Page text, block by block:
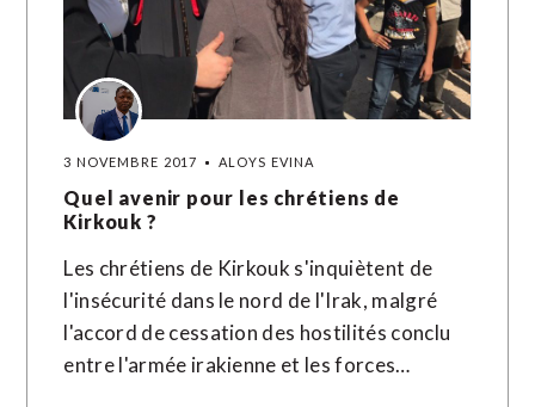
3 NOVEMBRE 2017 ALOYS EVINA
Quel avenir pour les chrétiens de
Kirkouk ?
Les chrétiens de Kirkouk s'inquiètent de
l'insécurité dans le nord de l'Irak, malgré
l'accord de cessation des hostilités conclu
entre l'armée irakienne et les forces…